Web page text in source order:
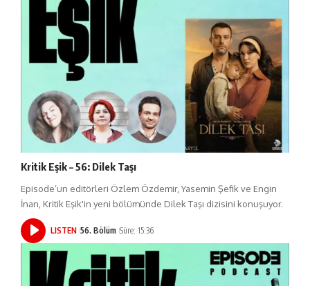
Kritik Eşik – 56: Dilek Taşı
Episode’un editörleri Özlem Özdemir, Yasemin Şefik ve Engin
İnan, Kritik Eşik'in yeni bölümünde Dilek Taşı dizisini konuşuyor.
LISTEN 56. Bölüm Süre: 15:36